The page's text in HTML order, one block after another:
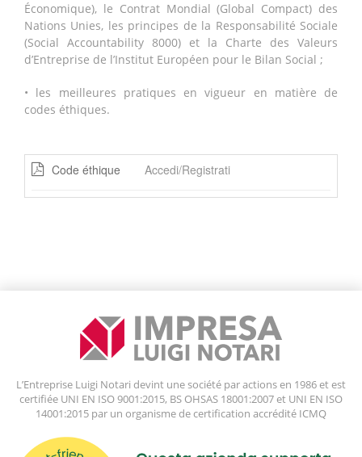
Économique), le Contrat Mondial (Global Compact) des
Nations Unies, les principes de la Responsabilité Sociale
(Social Accountability 8000) et la Charte des Valeurs
d’Entreprise de l’Institut Européen pour le Bilan Social ;
• les meilleures pratiques en vigueur en matière de
codes éthiques.
Code éthique Accedi/Registrati
L’Entreprise Luigi Notari devint une société par actions en 1986 et est
certifiée UNI EN ISO 9001:2015, BS OHSAS 18001:2007 et UNI EN ISO
14001:2015 par un organisme de certification accrédité ICMQ